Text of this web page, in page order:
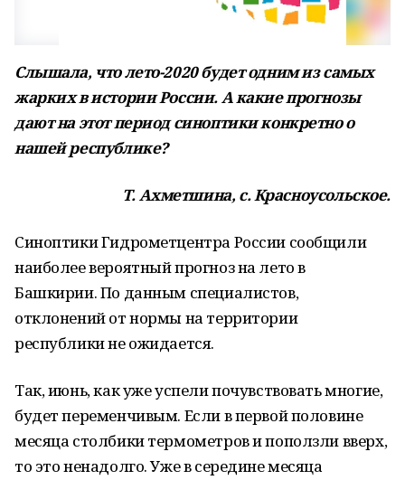
Слышала, что лето-2020 будет одним из самых
жарких в истории России. А какие прогнозы
дают на этот период синоптики конкретно о
нашей республике?
Т. Ахметшина, с. Красноусольское.
Синоптики Гидрометцентра России сообщили
наиболее вероятный прогноз на лето в
Башкирии. По данным специалистов,
отклонений от нормы на территории
республики не ожидается.
Так, июнь, как уже успели почувствовать многие,
будет переменчивым. Если в первой половине
месяца столбики термометров и поползли вверх,
то это ненадолго. Уже в середине месяца